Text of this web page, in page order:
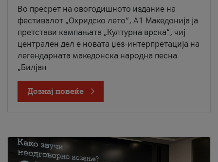
Во пресрет на овогодишното издание на
фестивалот „Охридско лето“, А1 Македонија ја
претстави кампањата „Културна врска“, чиј
централен дел е новата џез-интерпретација на
легендарната македонска народна песна
„Билјан
Дознај повеќе